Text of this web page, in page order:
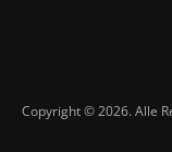
Copyright © 2026. Alle